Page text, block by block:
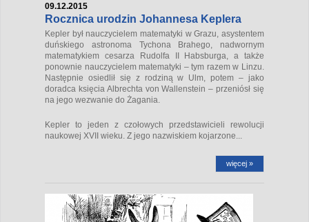
09.12.2015
Rocznica urodzin Johannesa Keplera
Kepler był nauczycielem matematyki w Grazu, asystentem
duńskiego astronoma Tychona Brahego, nadwornym
matematykiem cesarza Rudolfa II Habsburga, a także
ponownie nauczycielem matematyki – tym razem w Linzu.
Następnie osiedlił się z rodziną w Ulm, potem – jako
doradca księcia Albrechta von Wallenstein – przeniósł się
na jego wezwanie do Żagania.
Kepler to jeden z czołowych przedstawicieli rewolucji
naukowej XVII wieku. Z jego nazwiskiem kojarzone...
więcej »